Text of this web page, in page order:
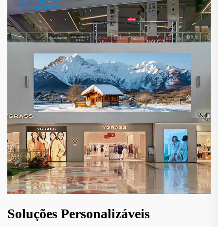
Soluções Personalizáveis